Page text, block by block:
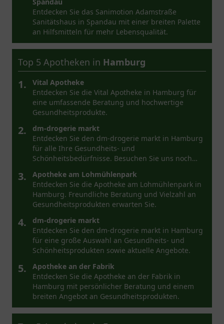
Entdecken Sie das Sanimotion Adamstraße
Sanitätshaus in Spandau mit einer breiten Palette
an Hilfsmitteln für mehr Lebensqualität.
Top 5 Apotheken in Hamburg
1.
Vital Apotheke
Entdecken Sie die Vital Apotheke in Hamburg für
eine umfassende Beratung und hochwertige
Gesundheitsprodukte.
2.
dm-drogerie markt
Entdecken Sie den dm-drogerie markt in Hamburg
für alle Ihre Gesundheits- und
Schönheitsbedürfnisse. Besuchen Sie uns noch
3.
Apotheke am Lohmühlenpark
Entdecken Sie die Apotheke am Lohmühlenpark in
Hamburg. Freundliche Beratung und Vielzahl an
Gesundheitsprodukten erwarten Sie.
4.
dm-drogerie markt
Entdecken Sie den dm-drogerie markt in Hamburg
für eine große Auswahl an Gesundheits- und
Schönheitsprodukten sowie aktuelle Angebote.
5.
Apotheke an der Fabrik
Entdecken Sie die Apotheke an der Fabrik in
Hamburg mit persönlicher Beratung und einem
breiten Angebot an Gesundheitsprodukten.